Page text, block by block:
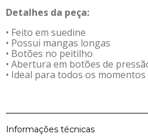
Detalhes da peça:
• Feito em suedine
• Possui mangas longas
• Botões no peitilho
• Abertura em botões de
• Ideal para todos os momentos
Informações técnicas